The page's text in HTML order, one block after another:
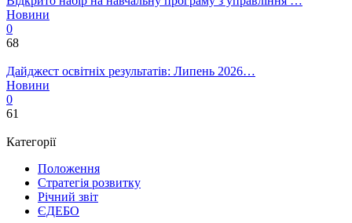
Новини
0
68
Дайджест освітніх результатів: Липень 2026…
Новини
0
61
Категорії
Положення
Стратегія розвитку
Річний звіт
ЄДЕБО